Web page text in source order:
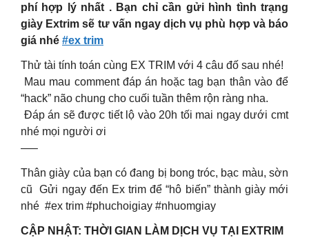
phí hợp lý nhất . Bạn chỉ cần gửi hình tình trạng
giày Extrim sẽ tư vấn ngay dịch vụ phù hợp và báo
giá nhé #ex trim
Thử tài tính toán cùng EX TRIM với 4 câu đố sau nhé!
Mau mau comment đáp án hoặc tag bạn thân vào để
“hack” não chung cho cuối tuần thêm rộn ràng nha.
Đáp án sẽ được tiết lộ vào 20h tối mai ngay dưới cmt
nhé mọi người ơi
—–
Thân giày của bạn có đang bị bong tróc, bạc màu, sờn
cũ Gửi ngay đến Ex trim để “hô biến” thành giày mới
nhé #ex trim #phuchoigiay #nhuomgiay
CẬP NHẬT: THỜI GIAN LÀM DỊCH VỤ TẠI EXTRIM